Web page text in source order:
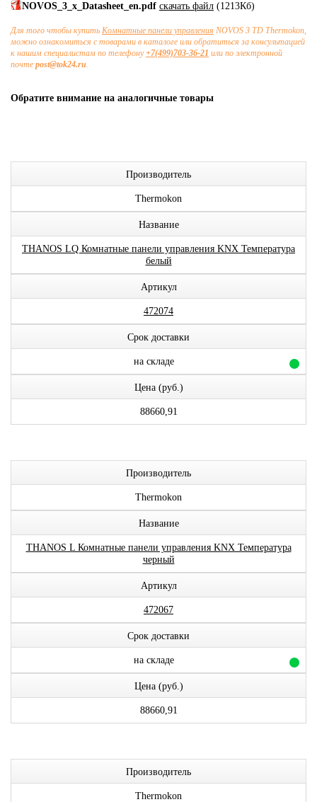
NOVOS_3_x_Datasheet_en.pdf скачать файл (1213Кб)
Для того чтобы купить Комнатные панели управления NOVOS 3 TD Thermokon,
можно ознакомиться с товарами в каталоге или обратиться за консультацией
к нашим специалистам по телефону+7(499)703-36-21 или по электронной
почте post@tok24.ru.
Обратите внимание на аналогичные товары
Производитель
Thermokon
Название
THANOS LQ Комнатные панели управления KNX Температура
белый
Артикул
472074
Срок доставки
на складе
Цена (руб.)
88660,91
Производитель
Thermokon
Название
THANOS L Комнатные панели управления KNX Температура
черный
Артикул
472067
Срок доставки
на складе
Цена (руб.)
88660,91
Производитель
Thermokon